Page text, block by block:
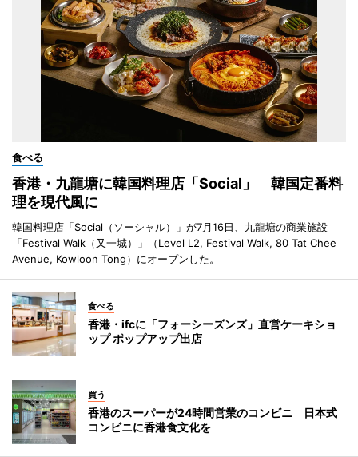
食べる
香港・九龍塘に韓国料理店「Social」 韓国定番料
理を現代風に
韓国料理店「Social（ソーシャル）」が7月16日、九龍塘の商業施設
「Festival Walk（又一城）」（Level L2, Festival Walk, 80 Tat Chee
Avenue, Kowloon Tong）にオープンした。
食べる
香港・ifcに「フォーシーズンズ」直営ケーキショ
ップ ポップアップ出店
買う
香港のスーパーが24時間営業のコンビニ 日本式
コンビニに香港食文化を